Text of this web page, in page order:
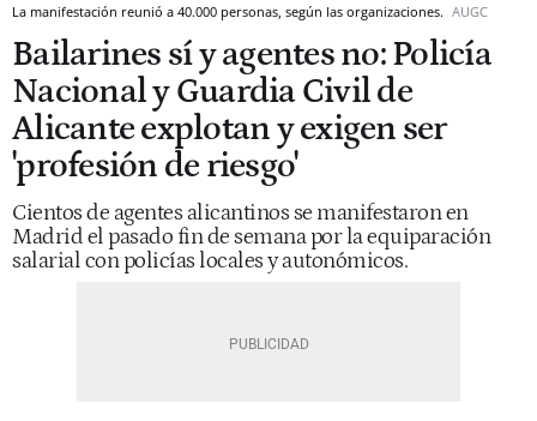
La manifestación reunió a 40.000 personas, según las organizaciones. AUGC
Bailarines sí y agentes no: Policía
Nacional y Guardia Civil de
Alicante explotan y exigen ser
'profesión de riesgo'
Cientos de agentes alicantinos se manifestaron en
Madrid el pasado fin de semana por la equiparación
salarial con policías locales y autonómicos.